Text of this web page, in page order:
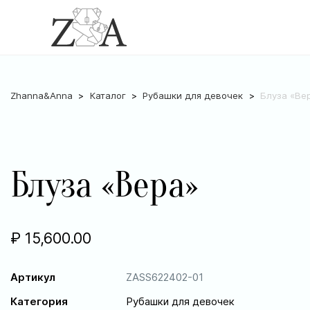
Zhanna&Anna Каталог Рубашки для девочек Блуза
Блуза «Вера»
₽ 15,600.00
Артикул
ZASS622402-01
Категория
Рубашки для девочек